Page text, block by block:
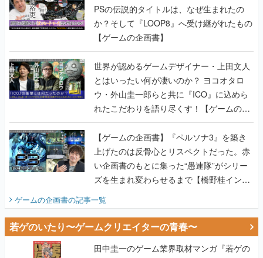
世界が認めるゲームデザイナー・上田文人
とはいったい何が凄いのか？ ヨコオタロ
ウ・外山圭一郎らと共に『ICO』に込めら
れたこだわりを語り尽くす！【ゲームの企
画書】
【ゲームの企画書】『ペルソナ3』を築き
上げたのは反骨心とリスペクトだった。赤
い企画書のもとに集った“愚連隊”がシリー
ズを生まれ変わらせるまで【橋野桂インタ
ビュー】
ゲームの企画書の記事一覧
若ゲのいたり〜ゲームクリエイターの青春〜
田中圭一のゲーム業界取材マンガ『若ゲの
いたり』第2巻が発売。『ポケモン』田尻
智さん、『ゼビウス』遠藤雅伸さんらの貴
重なエピソードを収録